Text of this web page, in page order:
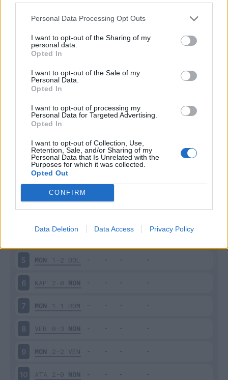
Personal Data Processing Opt Outs
I want to opt-out of the Sharing of my
personal data.
Opted In
I want to opt-out of the Sale of my
Personal Data.
Opted In
I want to opt-out of processing my
Personal Data for Targeted Advertising.
Opted In
I want to opt-out of Collection, Use,
Retention, Sale, and/or Sharing of my
Personal Data that Is Unrelated with the
Purposes for which it was collected.
Opted Out
CONFIRM
Data Deletion Data Access Privacy Policy
Scarica riepilogo
stagionale
Scarica
Giornata VotoFVEntratoUscito Bonus/Malus
EMP 0-0 MON
0-1 GEN
5 MON 1-2 BOL
6 NAP 2-0 MON
7 MON 1-1 ROM
8 VER 0-3 MON
9 MON 2-2 VEN
10 ATA 2-0 MON